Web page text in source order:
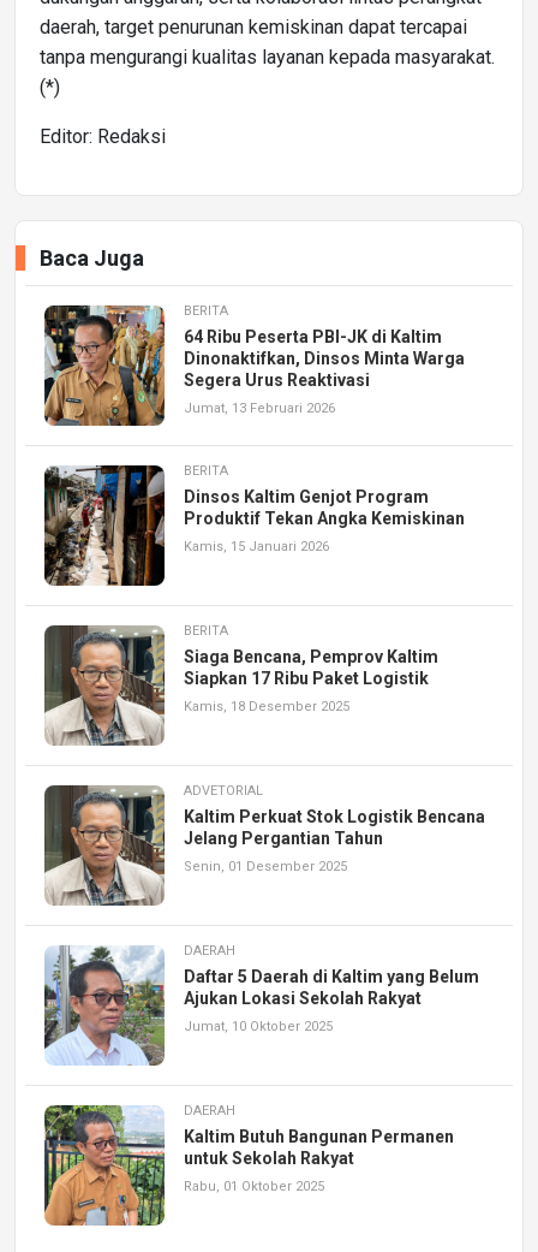
daerah, target penurunan kemiskinan dapat tercapai
tanpa mengurangi kualitas layanan kepada masyarakat.
(*)
Editor: Redaksi
Baca Juga
BERITA
64 Ribu Peserta PBI-JK di Kaltim
Dinonaktifkan, Dinsos Minta Warga
Segera Urus Reaktivasi
Jumat, 13 Februari 2026
BERITA
Dinsos Kaltim Genjot Program
Produktif Tekan Angka Kemiskinan
Kamis, 15 Januari 2026
BERITA
Siaga Bencana, Pemprov Kaltim
Siapkan 17 Ribu Paket Logistik
Kamis, 18 Desember 2025
ADVETORIAL
Kaltim Perkuat Stok Logistik Bencana
Jelang Pergantian Tahun
Senin, 01 Desember 2025
DAERAH
Daftar 5 Daerah di Kaltim yang Belum
Ajukan Lokasi Sekolah Rakyat
Jumat, 10 Oktober 2025
DAERAH
Kaltim Butuh Bangunan Permanen
untuk Sekolah Rakyat
Rabu, 01 Oktober 2025